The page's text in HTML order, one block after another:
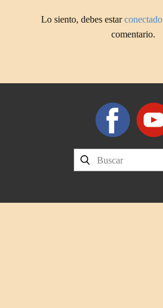
Lo siento, debes estarconectado
comentario.